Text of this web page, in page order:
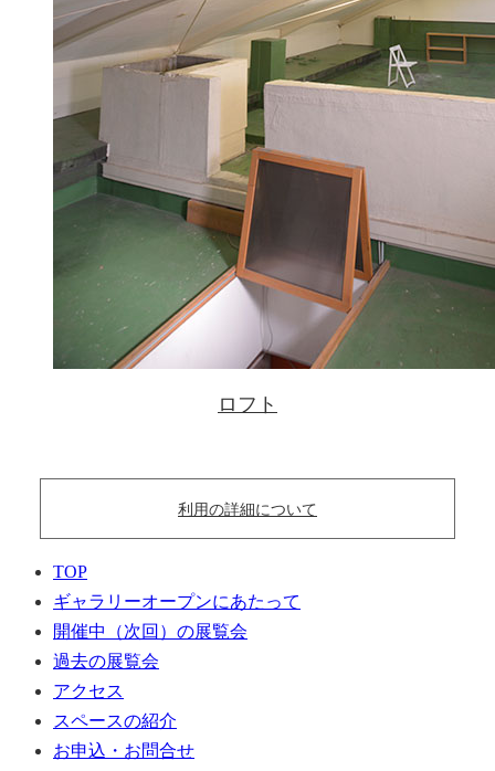
ロフト
利用の詳細について
TOP
ギャラリーオープンにあたって
開催中（次回）の展覧会
過去の展覧会
アクセス
スペースの紹介
お申込・お問合せ